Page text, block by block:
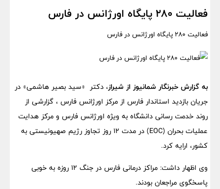
فعالیت ۲۸۰ پایگاه اورژانس در فارس
فعالیت ۲۸۰ پایگاه اورژانس در فارس
به گزارش خبرنگار شمانیوز از شیراز، دکتر «سید بصیر هاشمی» در
جریان بازدید استاندار فارس از مرکز اورژانس فارس ، گزارشی از
روند خدمت رسانی دانشگاه به ویژه اورژانس فارس و مرکز هدایت
عملیات بحران (EOC) در مدت ۱۲ روز تجاوز رژیم صهیونیستی به
کشور، ارایه کرد.
وی اظهار داشت: مراکز درمانی فارس در جنگ ۱۲ روزه به خوبی
پاسخگوی مراجعان بودند.